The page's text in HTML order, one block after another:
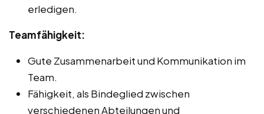
erledigen.
Teamfähigkeit:
Gute Zusammenarbeit und Kommunikation im
Team.
Fähigkeit, als Bindeglied zwischen
verschiedenen Abteilungen und